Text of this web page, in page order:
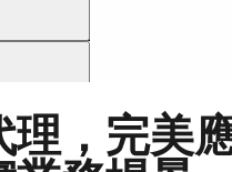
理，完美